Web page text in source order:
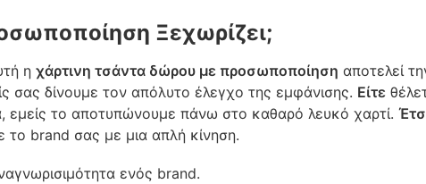
Ξεχωρίζει;
η χάρτινη τσάντα δώρου με προσωποποίηση αποτελεί
σας δίνουμε τον απόλυτο έλεγχο της εμφάνισης. Είτε
εμείς το αποτυπώνουμε πάνω στο καθαρό λευκό χαρτί.
το brand σας με μια απλή κίνηση.
ενός brand.